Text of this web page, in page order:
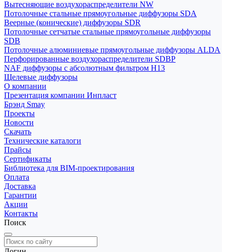
Вытесняющие воздухораспределители NW
Потолочные стальные прямоугольные диффузоры SDA
Веерные (конические) диффузоры SDR
Потолочные сетчатые стальные прямоугольные диффузоры
SDB
Потолочные алюминиевые прямоугольные диффузоры ALDA
Перфорированные воздухораспределители SDBP
NAF диффузоры с абсолютным фильтром Н13
Щелевые диффузоры
О компании
Презентация компании Инпласт
Брэнд Smay
Проекты
Новости
Скачать
Технические каталоги
Прайсы
Сертификаты
Библиотека для BIM-проектирования
Оплата
Доставка
Гарантии
Акции
Контакты
Поиск